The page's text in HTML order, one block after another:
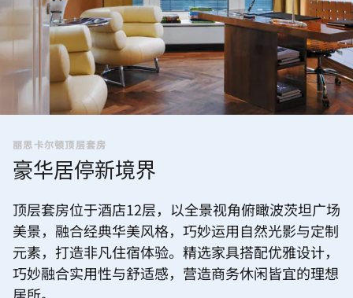
丽思卡尔顿顶层套房
豪华居停新境界
顶层套房位于酒店12层，以全景视角俯瞰波茨坦广场
美景，融合经典华美风格，巧妙运用自然光影与定制
元素，打造非凡住宿体验。精选家具搭配优雅设计，
巧妙融合实用性与舒适感，营造商务休闲皆宜的理想